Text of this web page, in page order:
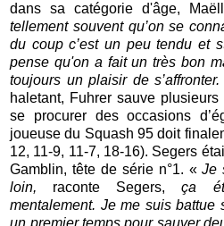
dans sa catégorie d'âge,
tellement souvent qu’onse
du coup c’est un peu tendu et
pense qu'on a fait un très bon
toujours un plaisir de s’affronter.
haletant, Fuhrer sauve
se procurer des occasions
joueuse du Squash 95 doit
12, 11-9, 11-7, 18-16). Segers
Gamblin, tête de série n°1. «Je
loin, raconte Segers,ça
mentalement. Je me suis battue